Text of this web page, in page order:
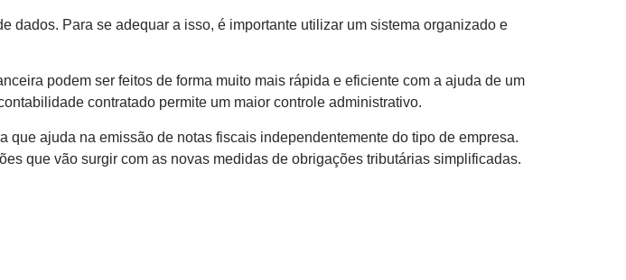
dados. Para se adequar a isso, é importante utilizar um sistema organizado e
podem ser feitos de forma muito mais rápida e eficiente com a ajuda de um
contratado permite um maior controle administrativo.
ajuda na emissão de notas fiscais independentemente do tipo de empresa.
que vão surgir com as novas medidas de obrigações tributárias simplificadas.